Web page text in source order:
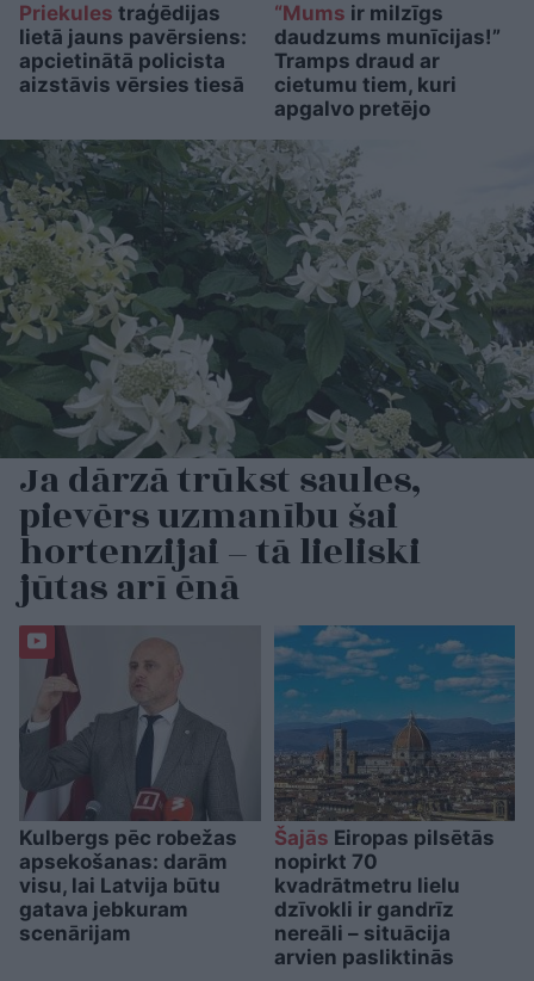
Priekules traģēdijas
lietā jauns pavērsiens:
apcietinātā policista
aizstāvis vērsies tiesā
“Mums ir milzīgs
daudzums munīcijas!”
Tramps draud ar
cietumu tiem, kuri
apgalvo pretējo
Ja dārzā trūkst saules,
pievērs uzmanību šai
hortenzijai – tā lieliski
jūtas arī ēnā
Kulbergs pēc robežas
apsekošanas: darām
visu, lai Latvija būtu
gatava jebkuram
scenārijam
Šajās Eiropas pilsētās
nopirkt 70
kvadrātmetru lielu
dzīvokli ir gandrīz
nereāli – situācija
arvien pasliktinās